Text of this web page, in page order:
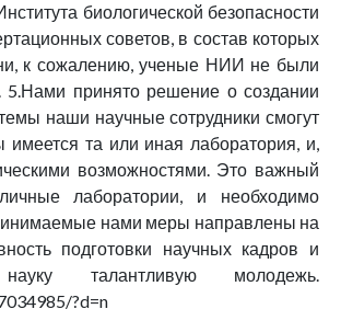
биологической безопасности
советов, в состав которых
к сожалению, ученые НИИ не были
5.Нами принято решение о создании
наши научные сотрудники смогут
имеется та или иная лаборатория, и,
возможностями. Это важный
лаборатории, и необходимо
нами меры направлены на
подготовки научных кадров и
талантливую молодежь.
?d=n